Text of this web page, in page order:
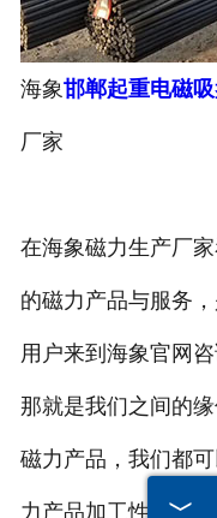
海象邯郸起重电磁
厂家
在海象磁力生产厂
的磁力产品与服务
用户来到海象官网
那就是我们之间的
磁力产品，我们都
力产品加工性能和